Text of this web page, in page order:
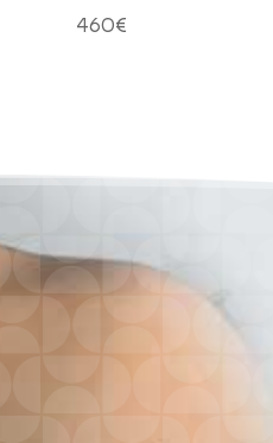
460€